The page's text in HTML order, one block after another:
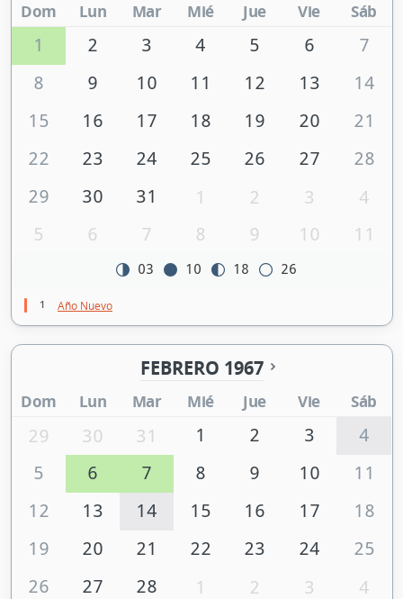
Dom Lun Mar Mié Jue Vie Sáb
1 2 3 4 5 6
7
8
9 10 11 12 13
14
15
16 17 18 19 20
21
22
23 24 25 26 27
28
29
30 31 1 2 3
4
5
6 7 8 9 10 11
03 10 18 26
1 Año Nuevo
FEBRERO 1967
Dom Lun Mar Mié Jue Vie Sáb
29 30 31 1 2 3
4
5
6 7 8 9 10
11
12
13 14 15 16 17
18
19
20 21 22 23 24
25
26
27 28 1 2 3
4